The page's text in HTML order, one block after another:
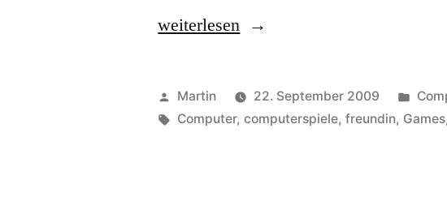
„Games
play“
weiterlesen
Veröffentlicht
von
Martin 22. September 2009
unter
Schlagwörter:
Computer,computerspiele,freundin, Games,